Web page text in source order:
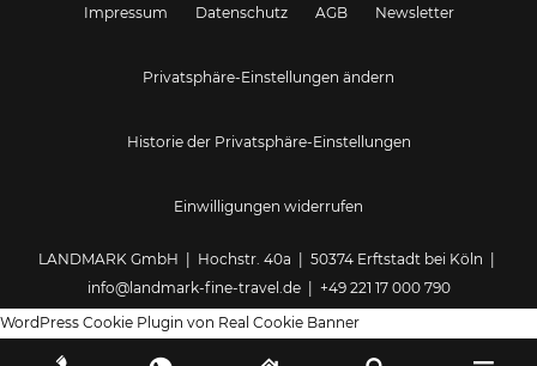
Impressum Datenschutz AGB Newsletter
Privatsphäre-Einstellungen ändern
Historie der Privatsphäre-Einstellungen
Einwilligungen widerrufen
LANDMARK GmbH | Hochstr. 40a | 50374 Erftstadt bei Köln |
info@landmark-fine-travel.de| +49 221 17 000 790
WordPress Cookie Plugin von Real Cookie Banner